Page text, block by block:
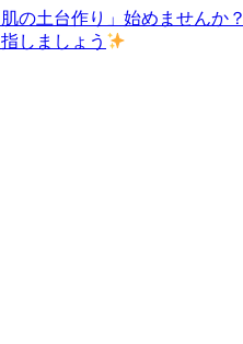
の土台作り」始めませんか？
しましょう